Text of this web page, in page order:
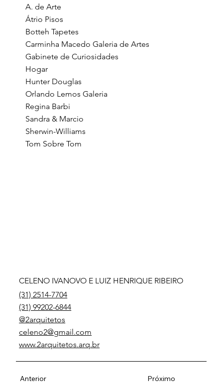
A. de Arte
Átrio Pisos
Botteh Tapetes
Carminha Macedo Galeria de Artes
Gabinete de Curiosidades
Hogar
Hunter Douglas
Orlando Lemos Galeria
Regina Barbi
Sandra & Marcio
Sherwin-Williams
Tom Sobre Tom
CELENO IVANOVO E LUIZ HENRIQUE RIBEIRO
(31) 2514-7704
(31) 99202-6844
@2arquitetos
celeno2@gmail.com
www.2arquitetos.arq.br
Anterior Próximo